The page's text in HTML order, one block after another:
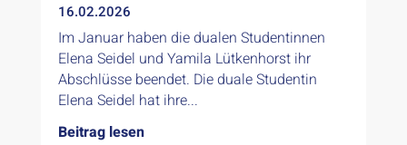
16.02.2026
Im Januar haben die dualen Studentinnen
Elena Seidel und Yamila Lütkenhorst ihr
Abschlüsse beendet. Die duale Studentin
Elena Seidel hat ihre...
Beitrag lesen